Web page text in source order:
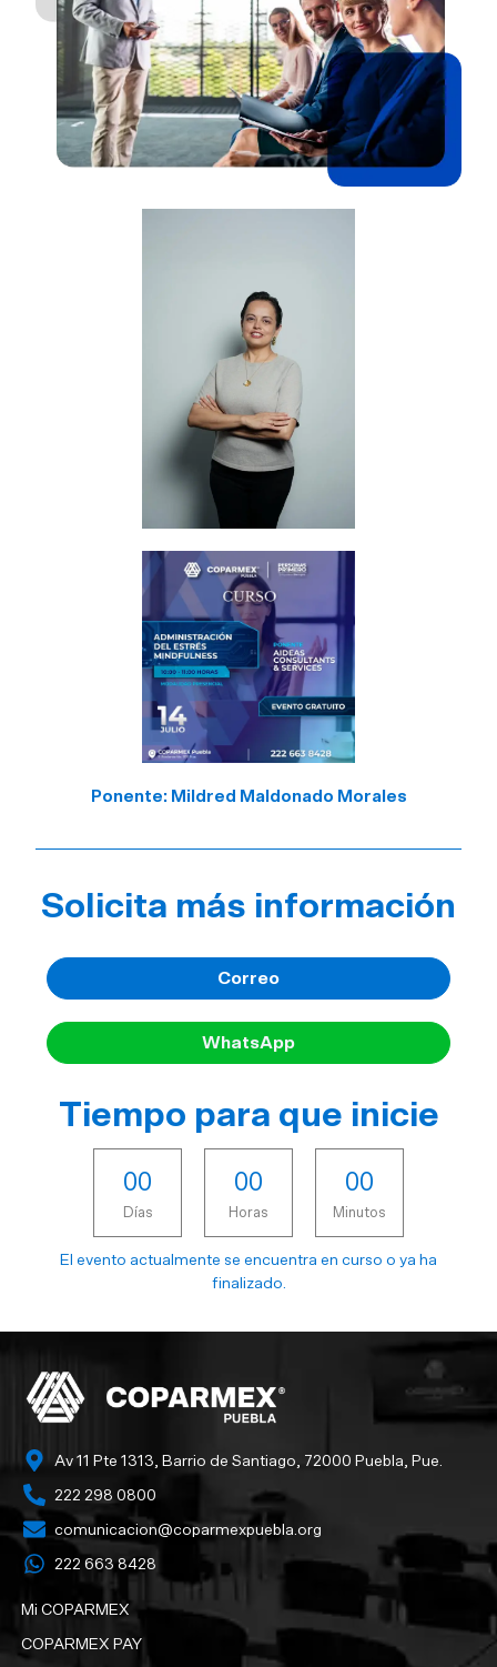
Ponente: Mildred Maldonado Morales
Solicita más información
Correo
WhatsApp
Tiempo para que inicie
00
Días
00
Horas
00
Minutos
El evento actualmente se encuentra en curso o ya ha
finalizado.
Av 11 Pte 1313, Barrio de Santiago, 72000 Puebla, Pue.
222 298 0800
comunicacion@coparmexpuebla.org
222 663 8428‬
Mi COPARMEX
COPARMEX PAY